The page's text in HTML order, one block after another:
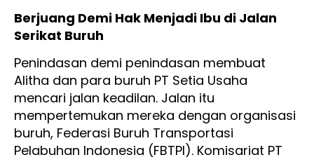
Berjuang Demi Hak Menjadi Ibu di Jalan
Serikat Buruh
Penindasan demi penindasan membuat
Alitha dan para buruh PT Setia Usaha
mencari jalan keadilan. Jalan itu
mempertemukan mereka dengan organisasi
buruh, Federasi Buruh Transportasi
Pelabuhan Indonesia (FBTPI). Komisariat PT